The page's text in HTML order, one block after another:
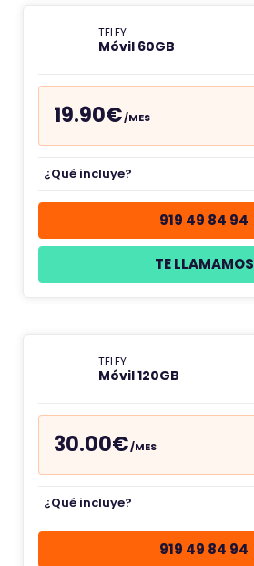
TELFY
Móvil 60GB
19.90€/MES
¿Qué incluye?
919 49 84 94
TE LLAMAMOS
TELFY
Móvil 120GB
30.00€/MES
¿Qué incluye?
919 49 84 94